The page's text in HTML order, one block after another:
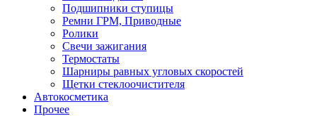
Подшипники ступицы
Ремни ГРМ, Приводные
Ролики
Свечи зажигания
Термостаты
Шарниры равных угловых скоростей
Щетки стеклоочистителя
Автокосметика
Прочее